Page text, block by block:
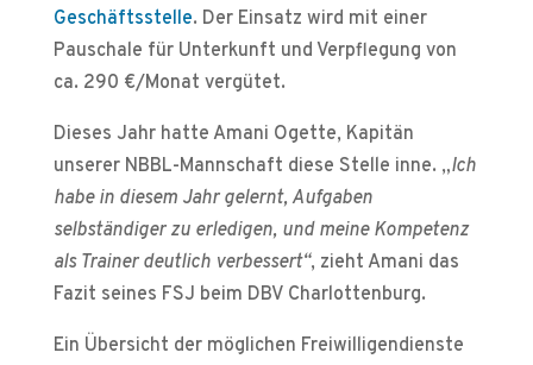
Geschäftsstelle. Der Einsatz wird mit einer
Pauschale für Unterkunft und Verpflegung von
ca. 290 €/Monat vergütet.
Dieses Jahr hatte Amani Ogette, Kapitän
unserer NBBL-Mannschaft diese Stelle inne. „Ich
habe in diesem Jahr gelernt, Aufgaben
selbständiger zu erledigen, und meine Kompetenz
als Trainer deutlich verbessert“, zieht Amani das
Fazit seines FSJ beim DBV Charlottenburg.
Ein Übersicht der möglichen Freiwilligendienste